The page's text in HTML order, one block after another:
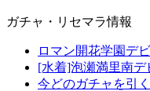
ガチャ・リセマラ情報
ロマン開花学園デ
[水着]泡瀬満里南デ
今どのガチャを引